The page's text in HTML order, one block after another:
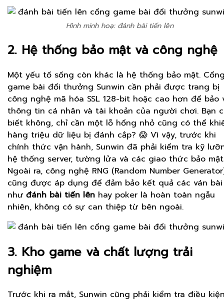
Hình minh hoạ: đánh bài tiến lên
2. Hệ thống bảo mật và công nghệ
Một yếu tố sống còn khác là hệ thống bảo mật.
game bài đổi thưởng Sunwin cần phải được trang bị
công nghệ mã hóa SSL 128-bit hoặc cao hơn để bảo
thông tin cá nhân và tài khoản của người chơi. Bạn
biết không, chỉ cần một lỗ hổng nhỏ cũng có thể
hàng triệu dữ liệu bị đánh cắp? 😱 Vì vậy, trước khi
chính thức vận hành, Sunwin đã phải kiểm tra kỹ
hệ thống server, tường lửa và các giao thức bảo
Ngoài ra, công nghệ RNG (Random Number
cũng được áp dụng để đảm bảo kết quả các ván bài
như đánh bài tiến lên hay poker là hoàn toàn ngẫu
nhiên, không có sự can thiệp từ bên ngoài.
3. Kho game và chất lượng trải
nghiệm
Trước khi ra mắt, Sunwin cũng phải kiểm tra điều